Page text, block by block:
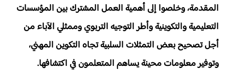
المقدمة، وخلصوا إلى أهمية العمل المشترك بين المؤسسات
التعليمية والتكوينية وأطر التوجيه التربوي وممثلي الآباء من
أجل تصحيح بعض التمثلات السلبية تجاه التكوين المهني،
وتوفير معلومات محينة يساهم المتعلمون في اكتشافها.